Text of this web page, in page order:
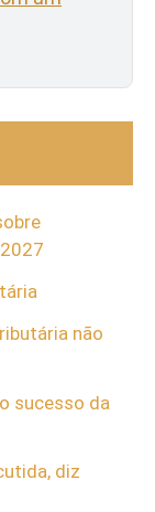
não
sucesso da
diz